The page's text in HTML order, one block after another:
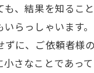
、結果を知るこ
らっしゃいます
に、ご依頼者様
さなことであって